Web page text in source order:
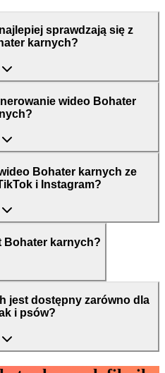
sprawdzają się z
karnych?
wideo Bohater
Bohater karnych ze
i Instagram?
Bohater karnych?
jest dostępny zarówno dla
i psów?